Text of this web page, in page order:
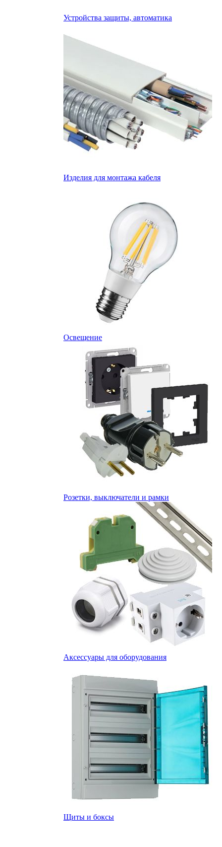
Устройства защиты, автоматика
Изделия для монтажа кабеля
Освещение
Розетки, выключатели и рамки
Аксессуары для оборудования
Щиты и боксы